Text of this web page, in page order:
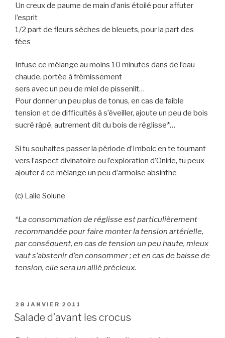
Un creux de paume de main d’anis étoilé pour affuter
l’esprit
1/2 part de fleurs sèches de bleuets, pour la part des
fées
Infuse ce mélange au moins 10 minutes dans de l’eau
chaude, portée à frémissement
sers avec un peu de miel de pissenlit…
Pour donner un peu plus de tonus, en cas de faible
tension et de difficultés à s’éveiller, ajoute un peu de bois
sucré râpé, autrement dit du bois de réglisse*…
Si tu souhaites passer la période d’Imbolc en te tournant
vers l’aspect divinatoire ou l’exploration d’Onirie, tu peux
ajouter à ce mélange un peu d’armoise absinthe
(c) Lalie Solune
*La consommation de réglisse est particulièrement
recommandée pour faire monter la tension artérielle,
par conséquent, en cas de tension un peu haute, mieux
vaut s’abstenir d’en consommer ; et en cas de baisse de
tension, elle sera un allié précieux.
PUBLIÉ
LE
28 JANVIER 2011
Salade d’avant les crocus